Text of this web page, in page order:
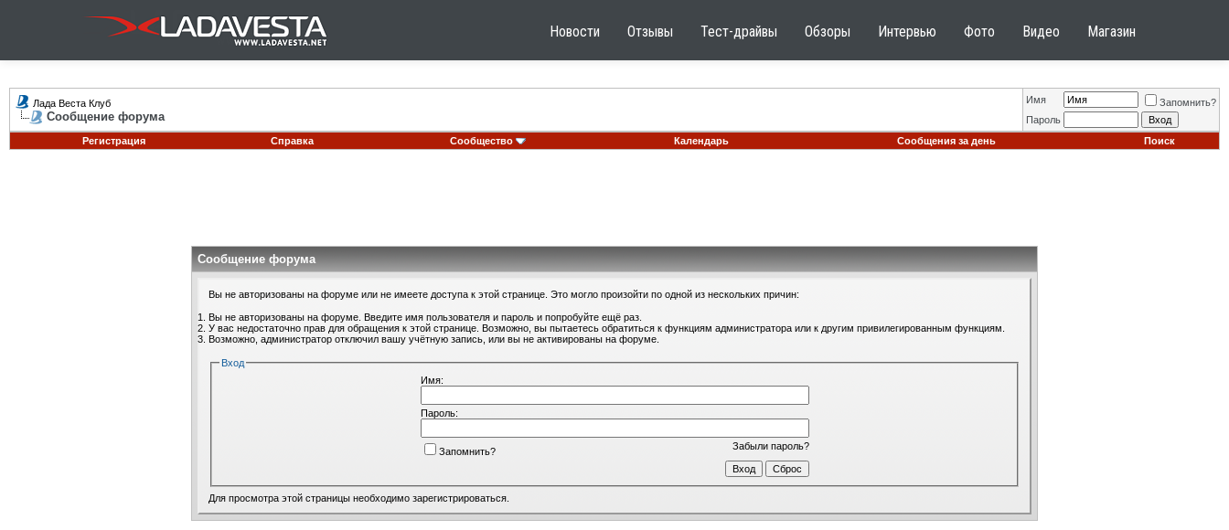
Новости Отзывы Тест-драйвы Обзоры Интервью Фото Видео Магазин
Лада Веста Клуб
Сообщение форума
Имя
Запомнить?
Пароль
Регистрация
Справка Сообщество Календарь Сообщения за день Поиск
Сообщение форума
Вы не авторизованы на форуме или не имеете доступа к этой странице. Это могло произойти по одной из нескольких причин:
Вы не авторизованы на форуме. Введите имя пользователя и пароль и попробуйте ещё раз.
У вас недостаточно прав для обращения к этой странице. Возможно, вы пытаетесь обратиться к функциям администратора или к другим привилегированным функциям.
Возможно, администратор отключил вашу учётную запись, или вы не активированы на форуме.
Вход
Имя:
Пароль:
Забыли пароль?
Запомнить?
Для просмотра этой страницы необходимо зарегистрироваться